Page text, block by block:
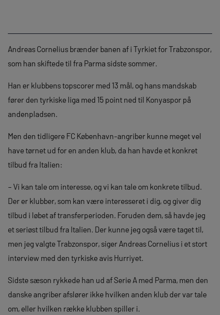
Andreas Cornelius brænder banen af i Tyrkiet for Trabzonspor,
som han skiftede til fra Parma sidste sommer.
Han er klubbens topscorer med 13 mål, og hans mandskab
fører den tyrkiske liga med 15 point ned til Konyaspor på
andenpladsen.
Men den tidligere FC København-angriber kunne meget vel
have tørnet ud for en anden klub, da han havde et konkret
tilbud fra Italien:
– Vi kan tale om interesse, og vi kan tale om konkrete tilbud.
Der er klubber, som kan være interesseret i dig, og giver dig
tilbud i løbet af transferperioden. Foruden dem, så havde jeg
et seriøst tilbud fra Italien. Der kunne jeg også være taget til,
men jeg valgte Trabzonspor, siger Andreas Cornelius i et stort
interview med den tyrkiske avis Hurriyet.
Sidste sæson rykkede han ud af Serie A med Parma, men den
danske angriber afslører ikke hvilken anden klub der var tale
om, eller hvilken række klubben spiller i.